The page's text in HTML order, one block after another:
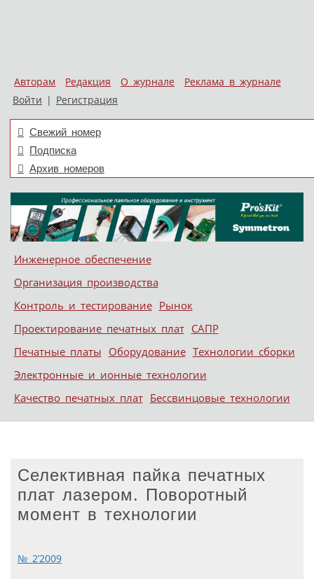
Авторам Редакция О журнале
Реклама в журнале
Войти | Регистрация
Свежий номер
Подписка
Архив номеров
Меню
Skip to content
Инженерное обеспечение
Организация производства
Контроль и тестирование Рынок
Проектирование печатных плат САПР
Печатные платы Оборудование Технологии сборки
Электронные и ионные технологии
Качество печатных плат Бессвинцовые технологии
Селективная пайка печатных
плат лазером. Поворотный
момент в технологии
№ 2’2009